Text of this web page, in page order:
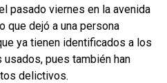
pasado viernes en la avenida
que dejó a una persona
ya tienen identificados a los
pues también han
delictivos.